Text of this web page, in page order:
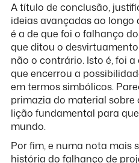
A título de conclusão,
ideias avançadas ao longo
é a de que foi o falhanço
que ditou o
não o contrário. Isto é, foi
que encerrou a
em termos simbólicos.
primazia do material sobre
lição fundamental para
mundo.
Por fim, e numa nota mais
história do falhanço de